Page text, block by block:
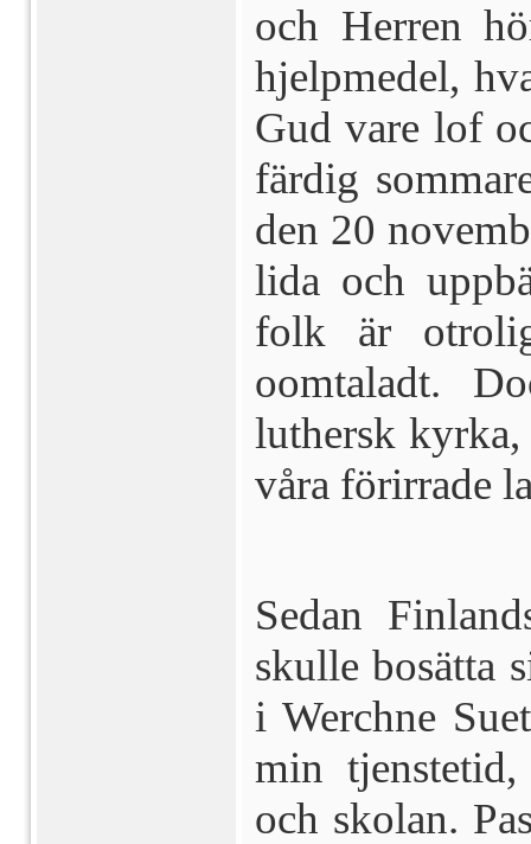
och Herren
hjelpmedel,
Gud vare lof
färdig
den 20
lida och
folk är
oomtaladt.
luthersk
våra förirrade
Sedan
skulle bosätta
i Werchne
min tjenstetid,
och skolan.